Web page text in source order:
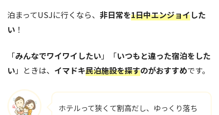
泊まってUSJに行くなら、 非日常を1日中エンジョイした
い ！
「みんなでワイワイしたい」「いつもと違った宿泊をした
い」ときは、 イマドキ民泊施設を探すのがおすすめです。
ホテルって狭くて割高だし、ゆっくり落ち